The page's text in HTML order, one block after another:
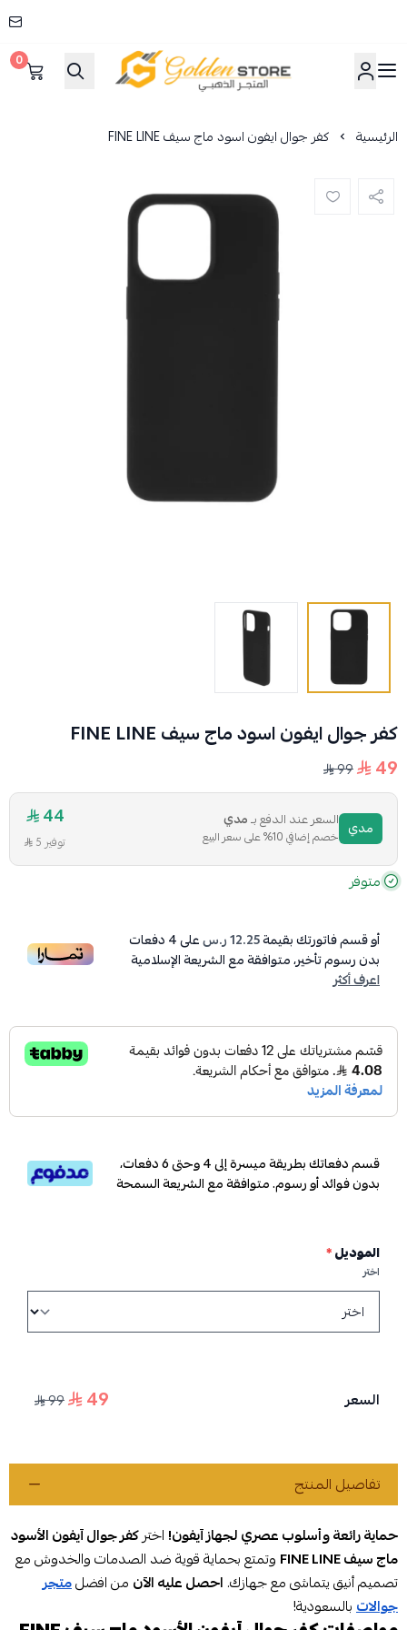
المتجر الذهبي
0
الرئيسية كفر جوال ايفون اسود ماج سيف FINE LINE
كفر جوال ايفون اسود ماج سيف FINE LINE
49
99
مدي السعر عند الدفع بـمدي
خصم إضافي 10% على سعر البيع
44
توفير 5
متوفر
أو قسم فاتورتك بقيمة12.25 ر.س على4دفعات
بدون رسوم تأخير، متوافقة مع الشريعة الإسلامية
اعرف أكثر
قسم دفعاتك بطريقة ميسرة إلى 4 وحتى 6 دفعات،
بدون فوائد أو رسوم. متوافقة مع الشريعة السمحة
الموديل*
اختر
السعر 49
99
تفاصيل المنتج
حماية رائعة وأسلوب عصري لجهاز آيفون! اختركفر جوال آيفون الأسود
ماج سيف FINE LINE
وتمتع بحماية قوية ضد الصدمات والخدوش مع
تصميم أنيق يتماشى مع جهازك. احصل عليه الآن من افضلمتجر
جوالاتبالسعودية!